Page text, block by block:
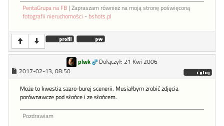
PentaGrupa na FB | Zapraszam również na moją stronę poświęconą
fotografii nieruchomości - bshots.pl
plwk
Dołączył: 21 Kwi 2006
2017-02-13, 08:50
Może to kwestia szaro-burej scenerii. Musiałbym zrobić zdjęcia
porównawcze pod słońce i ze słońcem.
Pozdrawiam